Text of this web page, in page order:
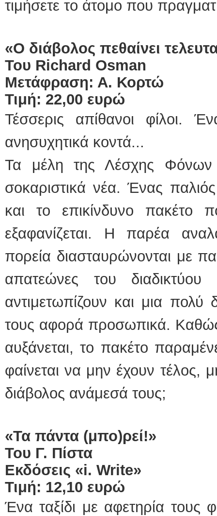
τιμήσετε το άτομο που
«Ο διάβολος πεθαίνει
Του Richard Osman
Μετάφραση: Α. Κορτώ
Τιμή: 22,00 ευρώ
Τέσσερις απίθανοι φίλοι.
ανησυχητικά κοντά...
Τα μέλη της Λέσχης Φόνων
σοκαριστικά νέα. Ένας
και το επικίνδυνο πακέτο
εξαφανίζεται. Η παρέα
πορεία διασταυρώνονται με
απατεώνες του
αντιμετωπίζουν και μια
τους αφορά προσωπικά.
αυξάνεται, το πακέτο
φαίνεται να μην έχουν τέλος,
διάβολος ανάμεσά τους;
«Τα πάντα (μπο)ρεί!»
Του Γ. Πίστα
Εκδόσεις «i. Write»
Τιμή: 12,10 ευρώ
Ένα ταξίδι με αφετηρία τους